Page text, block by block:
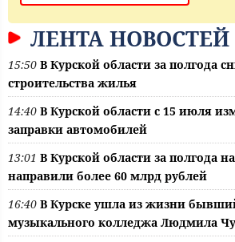
ЛЕНТА НОВОСТЕЙ
15:50 В Курской области за полгода
строительства жилья
14:40 В Курской области с 15 июля
заправки автомобилей
13:01 В Курской области за полгода
направили более 60 млрд рублей
16:40 В Курске ушла из жизни
музыкального колледжа Людмила